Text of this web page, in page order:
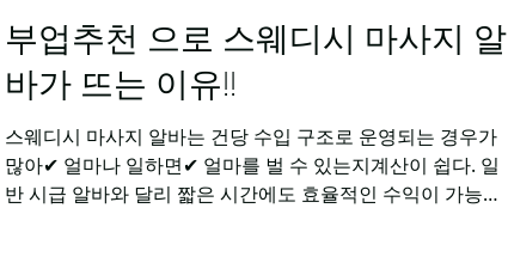
평일알바 학생알바 대학생알바 직장인부업
부업추천 으로 스웨디시 마사지 알
바가 뜨는 이유!!
스웨디시 마사지 알바는 건당 수입 구조로 운영되는 경우가
많아✔ 얼마나 일하면✔ 얼마를 벌 수 있는지계산이 쉽다. 일
반 시급 알바와 달리 짧은 시간에도 효율적인 수익이 가능하